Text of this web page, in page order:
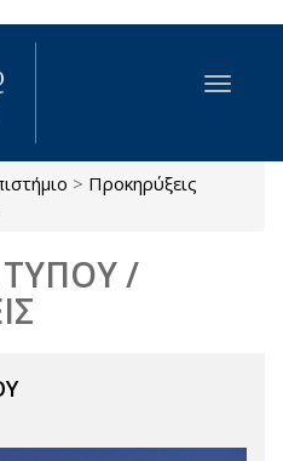
Toggle
> Προκηρύξεις
ΤΥΠΟΥ /